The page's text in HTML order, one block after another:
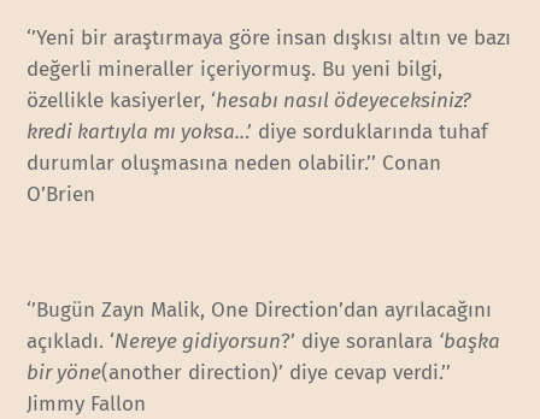
‘’Yeni bir araştırmaya göre insan dışkısı altın ve bazı
değerli mineraller içeriyormuş. Bu yeni bilgi,
özellikle kasiyerler, ‘hesabı nasıl ödeyeceksiniz?
kredi kartıyla mı yoksa...’ diye sorduklarında tuhaf
durumlar oluşmasına neden olabilir.’’ Conan
O’Brien
‘’Bugün Zayn Malik, One Direction’dan ayrılacağını
açıkladı. ‘Nereye gidiyorsun?’ diye soranlara ‘başka
bir yöne(another direction)’ diye cevap verdi.’’
Jimmy Fallon